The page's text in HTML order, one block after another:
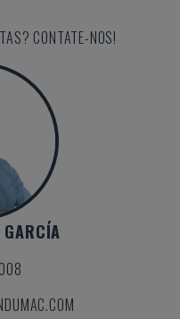
CONTATE-NOS!